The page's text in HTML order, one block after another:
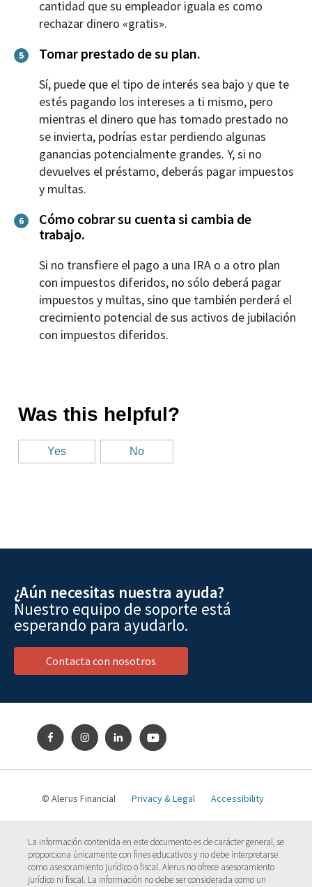
cantidad que su empleador iguala es como
rechazar dinero «gratis».
5 Tomar prestado de su plan.
Sí, puede que el tipo de interés sea bajo y que te
estés pagando los intereses a ti mismo, pero
mientras el dinero que has tomado prestado no
se invierta, podrías estar perdiendo algunas
ganancias potencialmente grandes. Y, si no
devuelves el préstamo, deberás pagar impuestos
y multas.
6
Cómo cobrar su cuenta si cambia de
trabajo.
Si no transfiere el pago a una IRA o a otro plan
con impuestos diferidos, no sólo deberá pagar
impuestos y multas, sino que también perderá el
crecimiento potencial de sus activos de jubilación
con impuestos diferidos.
¿Aún necesitas nuestra ayuda?
Nuestro equipo de soporte está
esperando para ayudarlo.
Contacta con nosotros
© Alerus Financial Privacy & Legal Accessibility
La información contenida en este documento es de carácter general, se
proporciona únicamente con fines educativos y no debe interpretarse
como asesoramiento jurídico o fiscal. Alerus no ofrece asesoramiento
jurídico ni fiscal. La información no debe ser considerada como un